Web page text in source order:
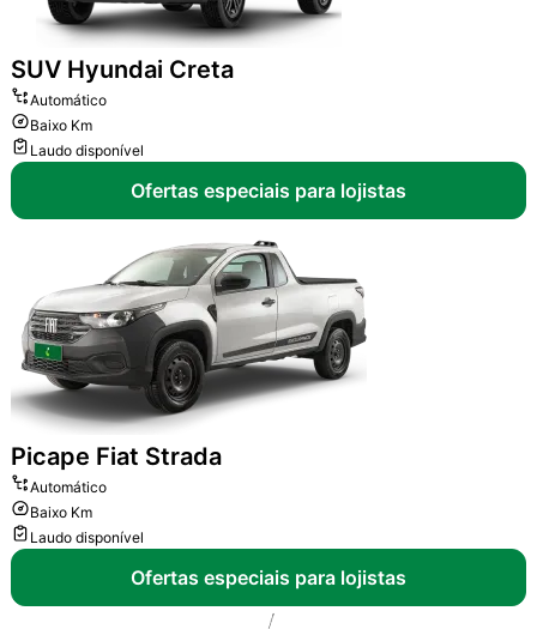
SUV Hyundai Creta
Automático
Baixo Km
Laudo disponível
Ofertas especiais para lojistas
Picape Fiat Strada
Automático
Baixo Km
Laudo disponível
Ofertas especiais para lojistas